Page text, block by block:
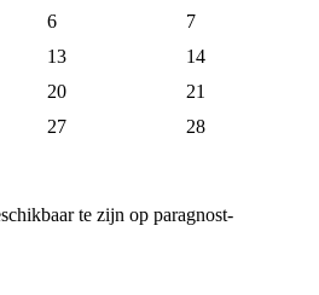
6
7
13
14
20
21
27
28
te zijn op paragnost-